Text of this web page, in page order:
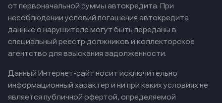
от первоначальной суммы автокредита. При
несоблюдении условий погашения автокредита
данные о нарушителе могут быть переданы в
специальный реестр должников и коллекторское
агентство для взыскания задолженности.
Данный Интернет-сайт носит исключительно
информационный характер и ни при каких условиях не
является публичной офертой, определяемой